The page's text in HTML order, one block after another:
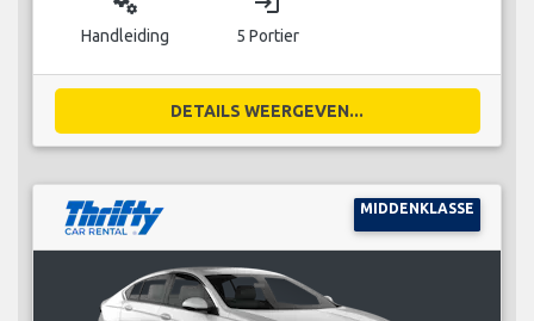
Handleiding 5 Portier
DETAILS WEERGEVEN...
MIDDENKLASSE